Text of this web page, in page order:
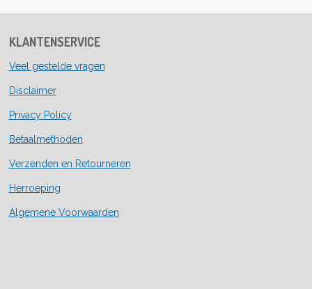
KLANTENSERVICE
Veel gestelde vragen
Disclaimer
Privacy Policy
Betaalmethoden
Verzenden en Retourneren
Herroeping
Algemene Voorwaarden